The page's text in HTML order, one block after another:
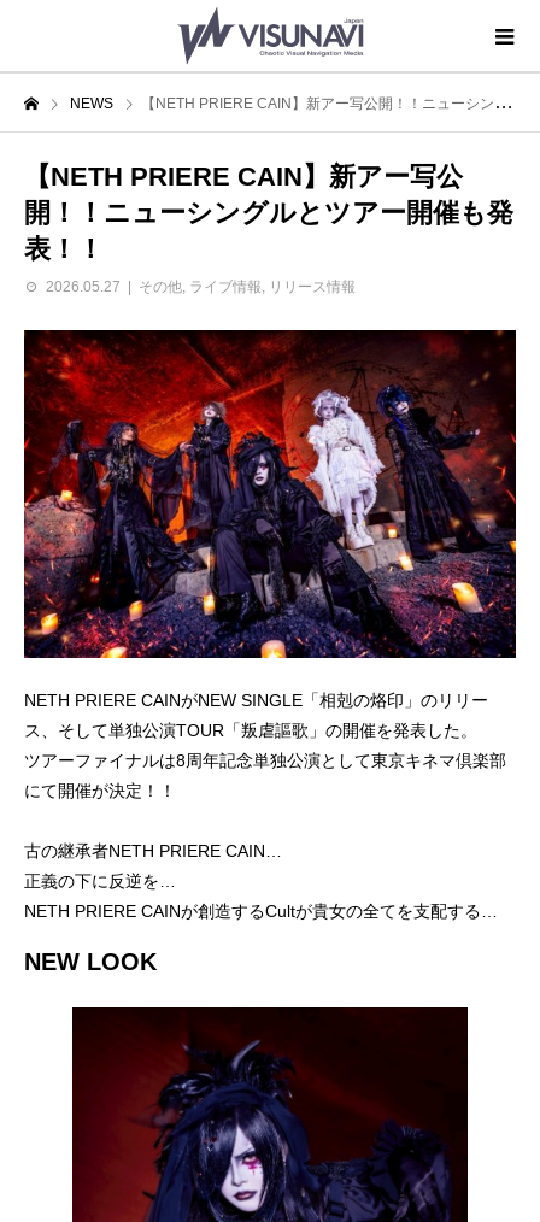
NEWS 【NETH PRIERE CAIN】新アー写公開！！ニューシングルとツアー開催も発表！！
【NETH PRIERE CAIN】新アー写公
開！！ニューシングルとツアー開催も発
表！！
2026.05.27 その他 ライブ情報 リリース情報
NETH PRIERE CAINがNEW SINGLE「相剋の烙印」のリリー
ス、そして単独公演TOUR「叛虐謳歌」の開催を発表した。
ツアーファイナルは8周年記念単独公演として東京キネマ倶楽部
にて開催が決定！！
古の継承者NETH PRIERE CAIN…
正義の下に反逆を…
NETH PRIERE CAINが創造するCultが貴女の全てを支配する…
NEW LOOK